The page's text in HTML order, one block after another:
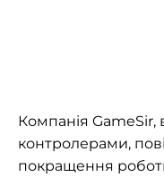
Компанія GameSir,
контролерами,
покращення